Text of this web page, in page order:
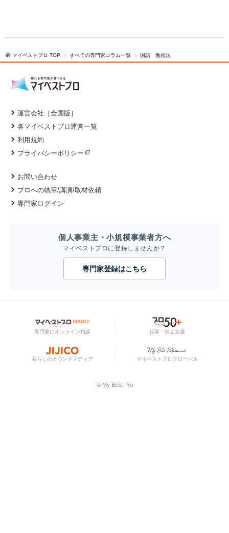
マイベストプロ TOP すべての専門家コラム一覧 国語 勉強法
運営会社［全国版］
各マイベストプロ運営一覧
利用規約
プライバシーポリシー
お問い合わせ
プロへの執筆/講演/取材依頼
専門家ログイン
個人事業主・小規模事業者方へ
マイベストプロに登録しませんか？
専門家登録はこちら
専門家にオンライン相談 起業・独立支援
暮らしのオウンドメディア マイベストプログローバル
© My Best Pro